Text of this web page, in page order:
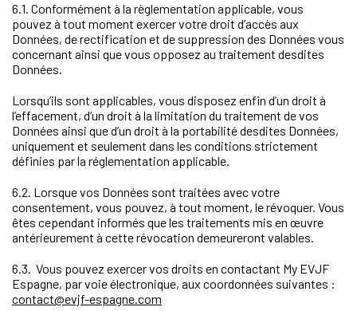
6.1. Conformément à la règlementation applicable, vous
pouvez à tout moment exercer votre droit d’accès aux
Données, de rectification et de suppression des Données vous
concernant ainsi que vous opposez au traitement desdites
Données.
Lorsqu’ils sont applicables, vous disposez enfin d’un droit à
l’effacement, d’un droit à la limitation du traitement de vos
Données ainsi que d’un droit à la portabilité desdites Données,
uniquement et seulement dans les conditions strictement
définies par la réglementation applicable.
6.2. Lorsque vos Données sont traitées avec votre
consentement, vous pouvez, à tout moment, le révoquer. Vous
êtes cependant informés que les traitements mis en œuvre
antérieurement à cette révocation demeureront valables.
6.3. Vous pouvez exercer vos droits en contactant My EVJF
Espagne, par voie électronique, aux coordonnées suivantes :
contact@evjf-espagne.com